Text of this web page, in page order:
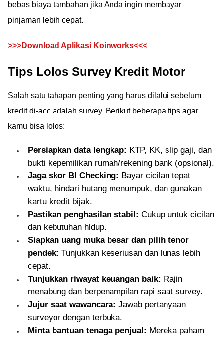
bebas biaya tambahan jika Anda ingin membayar
pinjaman lebih cepat.
>>>Download Aplikasi Koinworks<<<
Tips Lolos Survey Kredit Motor
Salah satu tahapan penting yang harus dilalui sebelum
kredit di-acc adalah survey. Berikut beberapa tips agar
kamu bisa lolos:
Persiapkan data lengkap: KTP, KK, slip gaji, dan
bukti kepemilikan rumah/rekening bank (opsional).
Jaga skor BI Checking: Bayar cicilan tepat
waktu, hindari hutang menumpuk, dan gunakan
kartu kredit bijak.
Pastikan penghasilan stabil: Cukup untuk cicilan
dan kebutuhan hidup.
Siapkan uang muka besar dan pilih tenor
pendek: Tunjukkan keseriusan dan lunas lebih
cepat.
Tunjukkan riwayat keuangan baik: Rajin
menabung dan berpenampilan rapi saat survey.
Jujur saat wawancara: Jawab pertanyaan
surveyor dengan terbuka.
Minta bantuan tenaga penjual: Mereka paham